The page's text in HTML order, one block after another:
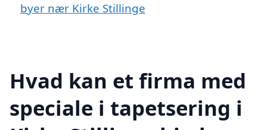
byer nær Kirke Stillinge
Hvad kan et firma med
speciale i tapetsering i